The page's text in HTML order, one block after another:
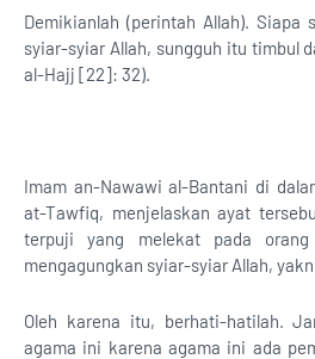
Demikianlah (perintah Allah). Siapa
syiar-syiar Allah, sungguh itu timbul
al-Hajj [22]: 32).
Imam an-Nawawi al-Bantani di
at-Tawfiq, menjelaskan ayat
terpuji yang melekat pada
mengagungkan syiar-syiar Allah,
Oleh karena itu, berhati-hatilah.
agama ini karena agama ini ada